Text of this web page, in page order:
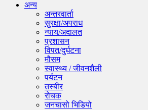
अन्य
अन्तरवार्ता
सुरक्षा/अपराध
न्याय/अदालत
प्रशासन
विपत/दुर्घटना
मौसम
स्वास्थ्य / जीवनशैली
पर्यटन
तस्बीर
रोचक
जनचासो भिडियो